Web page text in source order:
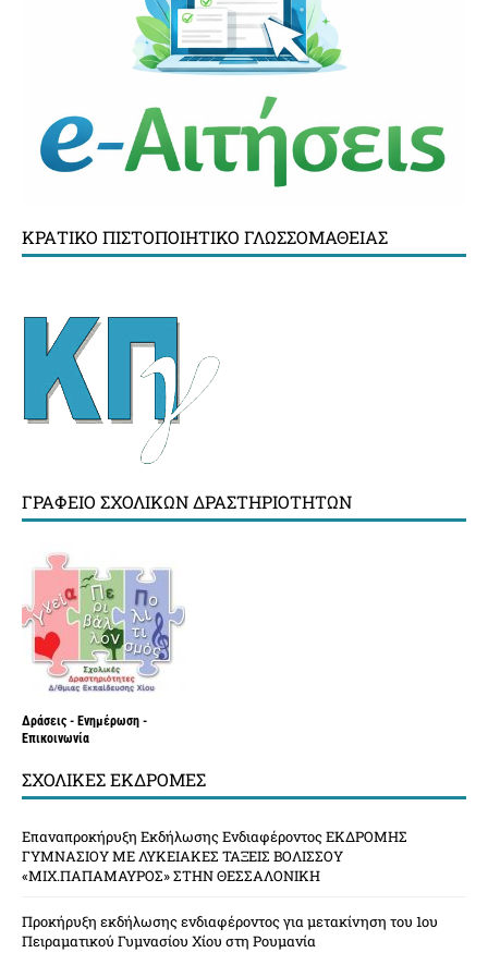
ΚΡΑΤΙΚΌ ΠΙΣΤΟΠΟΙΗΤΙΚΌ ΓΛΩΣΣΟΜΆΘΕΙΑΣ
ΓΡΑΦΕΊΟ ΣΧΟΛΙΚΏΝ ΔΡΑΣΤΗΡΙΟΤΉΤΩΝ
Δράσεις - Ενημέρωση -
Επικοινωνία
ΣΧΟΛΙΚΈΣ ΕΚΔΡΟΜΈΣ
Επαναπροκήρυξη Εκδήλωσης Ενδιαφέροντος ΕΚΔΡΟΜΗΣ
ΓΥΜΝΑΣΙΟΥ ΜΕ ΛΥΚΕΙΑΚΕΣ ΤΑΞΕΙΣ ΒΟΛΙΣΣΟΥ
«ΜΙΧ.ΠΑΠΑΜΑΥΡΟΣ» ΣΤΗΝ ΘΕΣΣΑΛΟΝΙΚΗ
Προκήρυξη εκδήλωσης ενδιαφέροντος για μετακίνηση του 1ου
Πειραματικού Γυμνασίου Χίου στη Ρουμανία